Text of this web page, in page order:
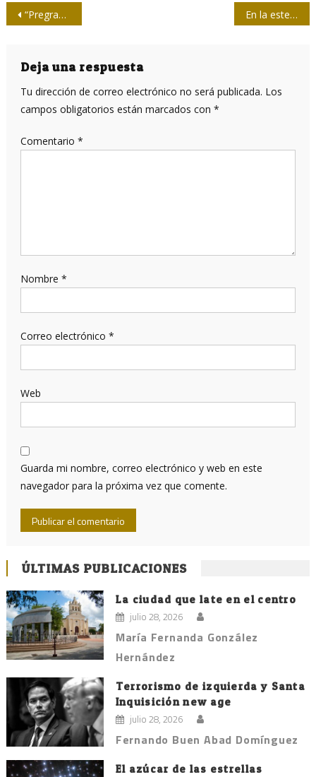
Navegación
entradas
“Pregraduación” del Colegio en la Casa de la Prensa En la estela de otro mayo
Deja una respuesta
Tu dirección de correo electrónico no será publicada. Los
campos obligatorios están marcados con *
Comentario *
Nombre *
Correo electrónico *
Web
Guarda mi nombre, correo electrónico y web en este
navegador para la próxima vez que comente.
ÚLTIMAS PUBLICACIONES
La ciudad que late en el centro
julio 28, 2026
María Fernanda González
Hernández
Terrorismo de izquierda y Santa
Inquisición new age
julio 28, 2026
Fernando Buen Abad Domínguez
El azúcar de las estrellas